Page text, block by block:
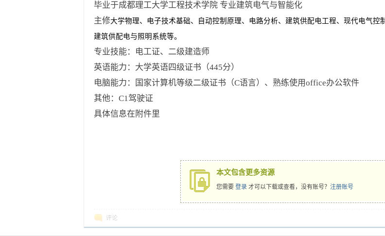
毕业于成都理工大学工程技术学院 专业建筑电气与智能化
主修大学物理、电子技术基础、自动控制原理、电路分析、建筑供配电工程、现代电气控
建筑供配电与照明系统等。
专业技能：电工证、二级建造师
英语能力：大学英语四级证书（445分）
电脑能力：国家计算机等级二级证书（C语言）、熟练使用office办公软件
其他：C1驾驶证
具体信息在附件里
本文包含更多资源
您需要 登录 才可以下载或查看，没有账号？ 注册账号
评论